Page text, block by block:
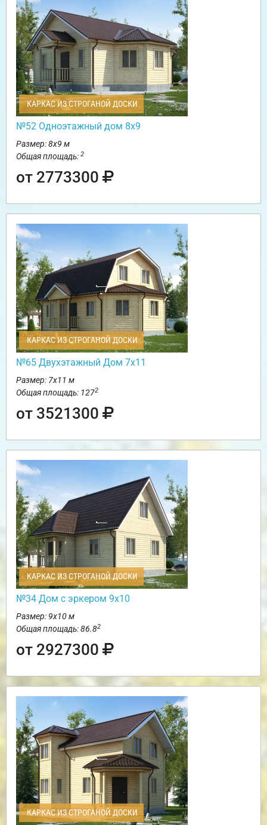
КАРКАС ИЗ СТРОГАНОЙ ДОСКИ
№52 Одноэтажный дом 8х9
Размер: 8х9 м
Общая площадь: 2
от 2773300
КАРКАС ИЗ СТРОГАНОЙ ДОСКИ
№65 Двухэтажный Дом 7х11
Размер: 7х11 м
Общая площадь: 1272
от 3521300
КАРКАС ИЗ СТРОГАНОЙ ДОСКИ
№34 Дом с эркером 9х10
Размер: 9х10 м
Общая площадь: 86.82
от 2927300
КАРКАС ИЗ СТРОГАНОЙ ДОСКИ